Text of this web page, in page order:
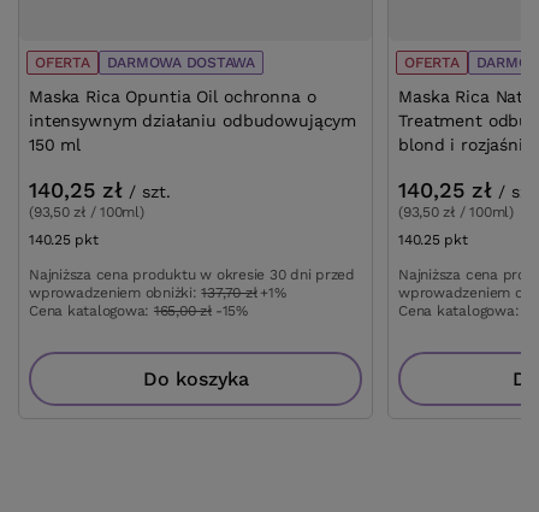
OFERTA DARMOWA DOSTAWA
Maska Rica Opuntia Oil ochronna o
intensywnym działaniu odbudowującym
150 ml
140,25 zł / szt.
(93,50 zł / 100ml)
140.25 pktpunktów
Najniższa cena produktu w okresie 30 dni przed
wprowadzeniem obniżki:137,70 zł +1%
Cena katalogowa: 165,00 zł -15%
Do koszyka
OFERTA
Maska Rica
Treatment
blond i
140,25 zł /
(93,50 zł / 100ml)
140.25 pktpunktów
Najniższa cena
wprowadzeniem
Cena katalogowa: